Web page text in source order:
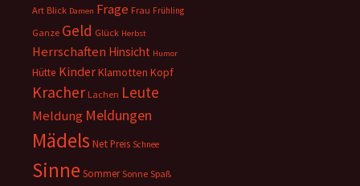
Art Blick Damen Frage Frau Frühling
Ganze Geld Glück Herbst
Herrschaften Hinsicht Humor
Hütte KinderKlamotten Kopf
Kracher Lachen Leute
Meldung Meldungen
Mädels NetPreis Schnee
Sinne Sommer Sonne Spaß